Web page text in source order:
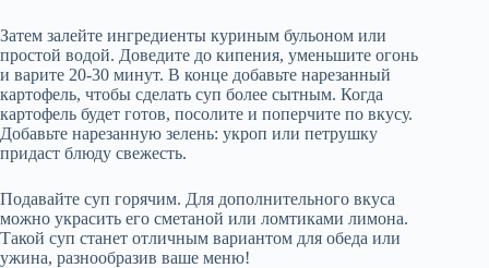
Затем залейте ингредиенты куриным бульоном или
простой водой. Доведите до кипения, уменьшите огонь
и варите 20-30 минут. В конце добавьте нарезанный
картофель, чтобы сделать суп более сытным. Когда
картофель будет готов, посолите и поперчите по вкусу.
Добавьте нарезанную зелень: укроп или петрушку
придаст блюду свежесть.
Подавайте суп горячим. Для дополнительного вкуса
можно украсить его сметаной или ломтиками лимона.
Такой суп станет отличным вариантом для обеда или
ужина, разнообразив ваше меню!